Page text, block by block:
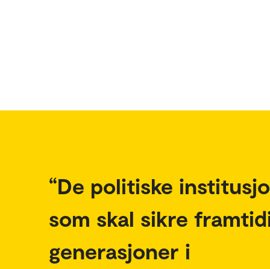
De politiske
som skal sikre
generasjoner i